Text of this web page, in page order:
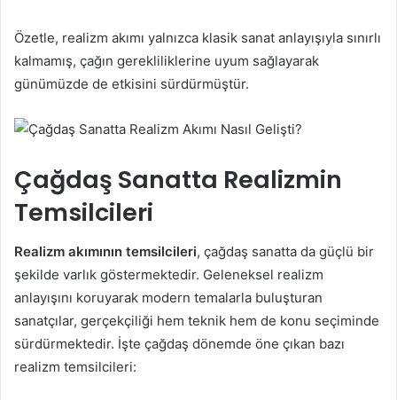
Özetle, realizm akımı yalnızca klasik sanat anlayışıyla sınırlı
kalmamış, çağın gerekliliklerine uyum sağlayarak
günümüzde de etkisini sürdürmüştür.
Çağdaş Sanatta Realizmin
Temsilcileri
Realizm akımının temsilcileri, çağdaş sanatta da güçlü bir
şekilde varlık göstermektedir. Geleneksel realizm
anlayışını koruyarak modern temalarla buluşturan
sanatçılar, gerçekçiliği hem teknik hem de konu seçiminde
sürdürmektedir. İşte çağdaş dönemde öne çıkan bazı
realizm temsilcileri: